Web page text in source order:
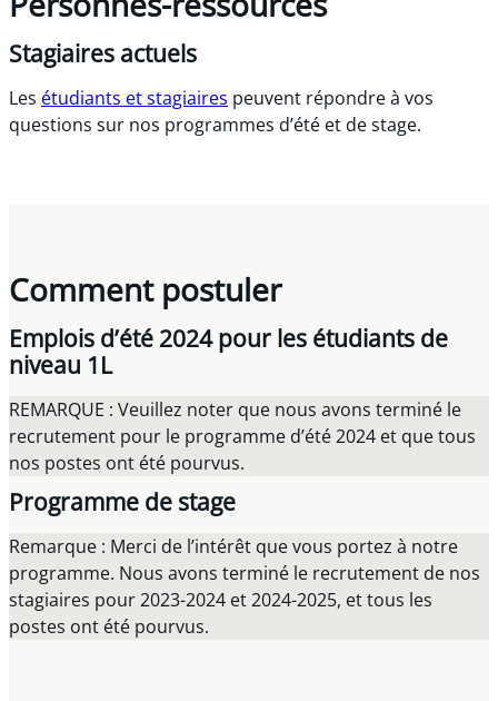
Stagiaires actuels
Les étudiants et stagiaires peuvent répondre à vos
questions sur nos programmes d’été et de stage.
Comment postuler
Emplois d’été 2024 pour les étudiants de
niveau 1L
REMARQUE : Veuillez noter que nous avons terminé le
recrutement pour le programme d’été 2024 et que tous
nos postes ont été pourvus.
Programme de stage
Remarque : Merci de l’intérêt que vous portez à notre
programme. Nous avons terminé le recrutement de nos
stagiaires pour 2023-2024 et 2024-2025, et tous les
postes ont été pourvus.